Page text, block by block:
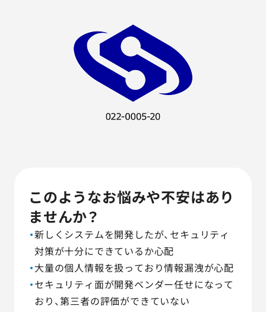
このようなお悩みや不安はあり
ませんか？
新しくシステムを開発したが、セキュリティ
対策が十分にできているか心配
大量の個人情報を扱っており情報漏洩が心配
セキュリティ面が開発ベンダー任せになって
おり、第三者の評価ができていない